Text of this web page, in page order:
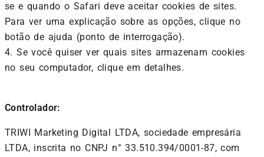
se e quando o Safari deve aceitar cookies de sites.
Para ver uma explicação sobre as opções, clique no
botão de ajuda (ponto de interrogação).
4. Se você quiser ver quais sites armazenam cookies
no seu computador, clique em detalhes.
Controlador:
TRIWI Marketing Digital LTDA, sociedade empresária
LTDA, inscrita no CNPJ n° 33.510.394/0001-87, com